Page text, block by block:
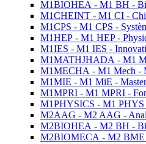
M1BIOHEA - M1 BH -
M1CHEINT - M1 CI -
M1CPS - M1 CPS -
M1HEP - M1 HEP -
M1IES - M1 IES -
M1MATHJHADA - M1
M1MECHA - M1 Mech -
M1MIE - M1 MiE -
M1MPRI - M1 MPRI -
M1PHYSICS - M1 PHYS
M2AAG - M2 AAG -
M2BIOHEA - M2 BH -
M2BIOMECA - M2 BME